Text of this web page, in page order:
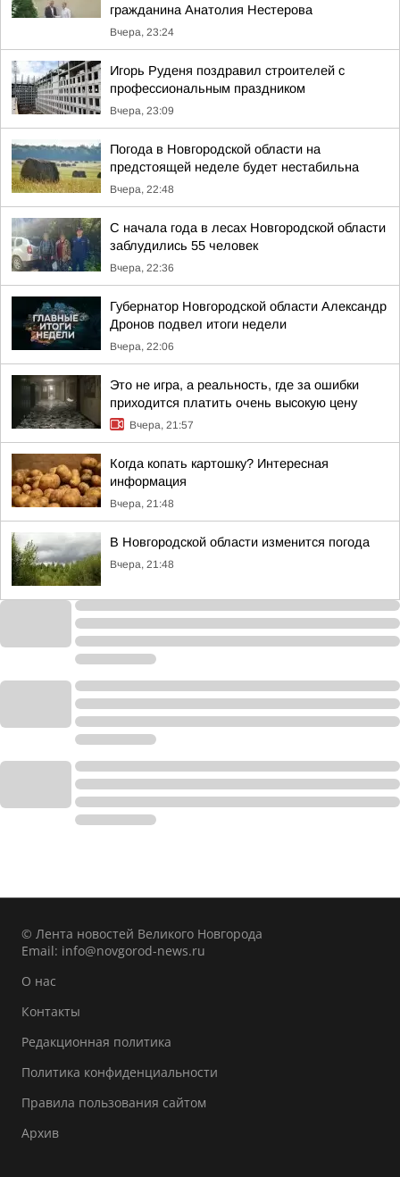
гражданина Анатолия Нестерова
Вчера, 23:24
Игорь Руденя поздравил строителей с
профессиональным праздником
Вчера, 23:09
Погода в Новгородской области на
предстоящей неделе будет нестабильна
Вчера, 22:48
С начала года в лесах Новгородской области
заблудились 55 человек
Вчера, 22:36
Губернатор Новгородской области Александр
Дронов подвел итоги недели
Вчера, 22:06
Это не игра, а реальность, где за ошибки
приходится платить очень высокую цену
Вчера, 21:57
Когда копать картошку? Интересная
информация
Вчера, 21:48
В Новгородской области изменится погода
Вчера, 21:48
© Лента новостей Великого Новгорода
Email: info@novgorod-news.ru
О нас
Контакты
Редакционная политика
Политика конфиденциальности
Правила пользования сайтом
Архив